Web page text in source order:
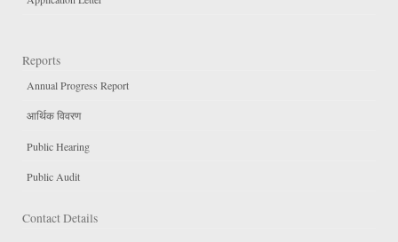
Reports
Annual Progress Report
आर्थिक विवरण
Public Hearing
Public Audit
Contact Details